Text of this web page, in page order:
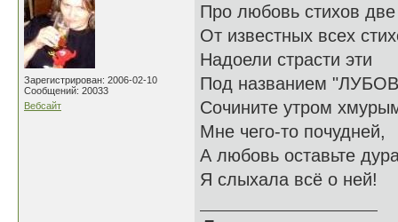
Зарегистрирован: 2006-02-10
Сообщений: 20033
Вебсайт
Про любовь стихов две
От известных всех
Надоели страсти эти
Под названием
Сочините утром
Мне чего-то почудней,
А любовь оставьте
Я слыхала всё о ней!